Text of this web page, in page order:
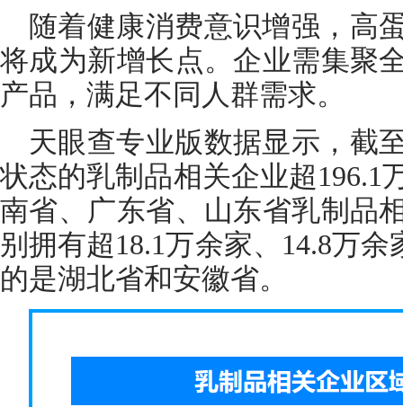
随着健康消费意识增强，高
将成为新增长点。企业需集聚
产品，满足不同人群需求。
天眼查专业版数据显示，截
状态的乳制品相关企业超196.1
南省、广东省、山东省乳制品
别拥有超18.1万余家、14.8万
的是湖北省和安徽省。